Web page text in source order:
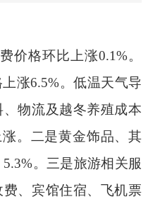
价格环比上涨0.1%。
涨6.5%。低温天气导
物流及越冬养殖成本
。二是黄金饰品、其
5.3%。三是旅游相关服
、宾馆住宿、飞机票